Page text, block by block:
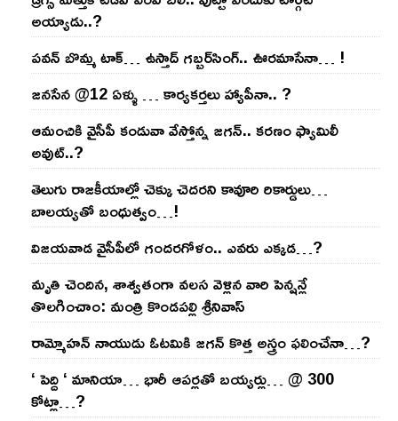
అయ్యాడు..?
ప‌వ‌న్ బొమ్మ టాక్‌… ఉస్తాద్ గ‌బ్బ‌ర్‌సింగ్‌.. ఊర‌మాసేనా… !
జనసేన @12 ఏళ్ళు … కార్యకర్తలు హ్యాపీనా.. ?
ఆమంచికి వైసీపీ కండువా వేస్తోన్న జ‌గ‌న్‌.. క‌ర‌ణం ఫ్యామిలీ
అవుట్‌..?
తెలుగు రాజ‌కీయాల్లో చెక్కు చెద‌ర‌ని కావూరి రికార్డులు…
బాల‌య్యతో బంధుత్వం…!
విజ‌య‌వాడ వైసీపీలో గంద‌ర‌గోళం.. ఎవ‌రు ఎక్క‌డ‌…?
మృతి చెందిన, శాశ్వతంగా వలస వెళ్లిన వారి పెన్ష‌న్లే
తొల‌గించాం: మంత్రి కొండపల్లి శ్రీనివాస్
రామ్మోహ‌న్ నాయుడు ఓట‌మికి జ‌గ‌న్ కొత్త అస్త్రం ఫ‌లించేనా…?
‘ పెద్ది ‘ మానియా… భారీ ఆప‌ర్ల‌తో బ‌య్య‌ర్లు… @ 300
కోట్లా…?